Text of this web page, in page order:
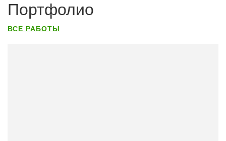
Портфолио
ВСЕ РАБОТЫ